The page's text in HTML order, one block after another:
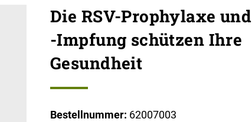
Die RSV-Prophylaxe und
-Impfung schützen Ihre
Gesundheit
Bestellnummer: 62007003